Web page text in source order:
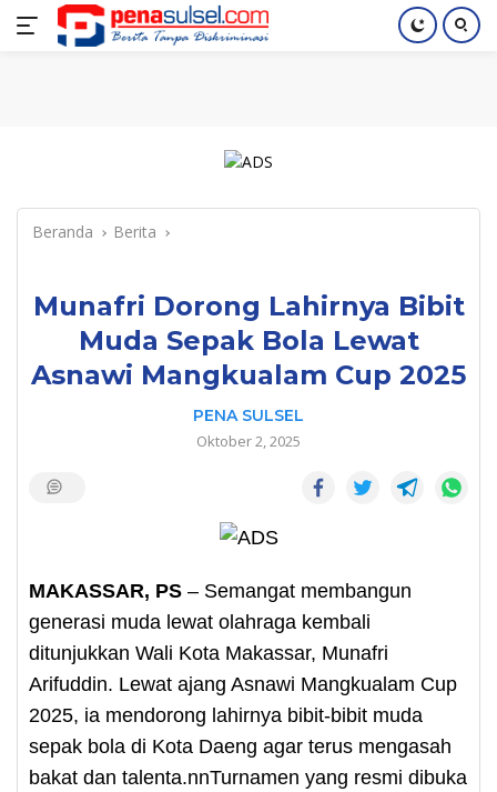
Langsung
Home Nasional Pendidikan Index
Beranda Berita
Munafri Dorong Lahirnya Bibit
Muda Sepak Bola Lewat
Asnawi Mangkualam Cup 2025
PENA SULSEL
Oktober 2, 2025
MAKASSAR, PS – Semangat membangun
generasi muda lewat olahraga kembali
ditunjukkan Wali Kota Makassar, Munafri
Arifuddin. Lewat ajang Asnawi Mangkualam Cup
2025, ia mendorong lahirnya bibit-bibit muda
sepak bola di Kota Daeng agar terus mengasah
bakat dan talenta.nnTurnamen yang resmi dibuka